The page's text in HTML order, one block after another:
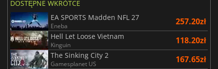
DOSTĘPNE WKRÓTCE
EA SPORTS Madden NFL 27
Eneba 257.20zł
Hell Let Loose Vietnam
Kinguin 118.20zł
The Sinking City 2
Gamesplanet US 167.65zł